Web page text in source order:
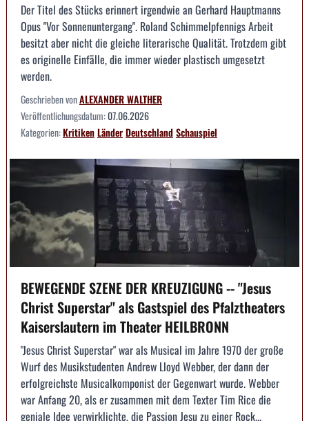
Der Titel des Stücks erinnert irgendwie an Gerhard Hauptmanns
Opus "Vor Sonnenuntergang". Roland Schimmelpfennigs Arbeit
besitzt aber nicht die gleiche literarische Qualität. Trotzdem gibt
es originelle Einfälle, die immer wieder plastisch umgesetzt
werden.
Geschrieben vonALEXANDER WALTHER
Veröffentlichungsdatum:07.06.2026
Kategorien:KritikenLänderDeutschlandSchauspiel
BEWEGENDE SZENE DER KREUZIGUNG -- "Jesus
Christ Superstar" als Gastspiel des Pfalztheaters
Kaiserslautern im Theater HEILBRONN
"Jesus Christ Superstar" war als Musical im Jahre 1970 der große
Wurf des Musikstudenten Andrew Lloyd Webber, der dann der
erfolgreichste Musicalkomponist der Gegenwart wurde. Webber
war Anfang 20, als er zusammen mit dem Texter Tim Rice die
geniale Idee verwirklichte, die Passion Jesu zu einer Rock...